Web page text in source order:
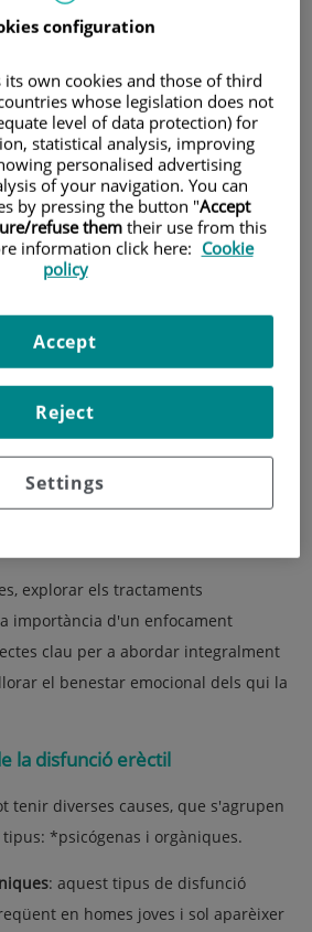
la seva parella.
defineix com la incapacitat persistent
una erecció adequada per a
Aquesta condició, una de les
comunes en homes, té un profund
i el benestar psicosocial i afecta
explorar els tractaments
importància d'un enfocament
clau per a abordar integralment
el benestar emocional dels qui la
la disfunció erèctil
tenir diverses causes, que s'agrupen
*psicógenas i orgàniques.
: aquest tipus de disfunció
en homes joves i sol aparèixer
configuration
its own cookies and those of third
whose legislation does not
level of data protection) for
statistical analysis, improving
personalised advertising
of your navigation. You can
by pressing the button "Accept
refuse themtheir use from this
information click here: Cookie
policy
Settings
Reject
Accept